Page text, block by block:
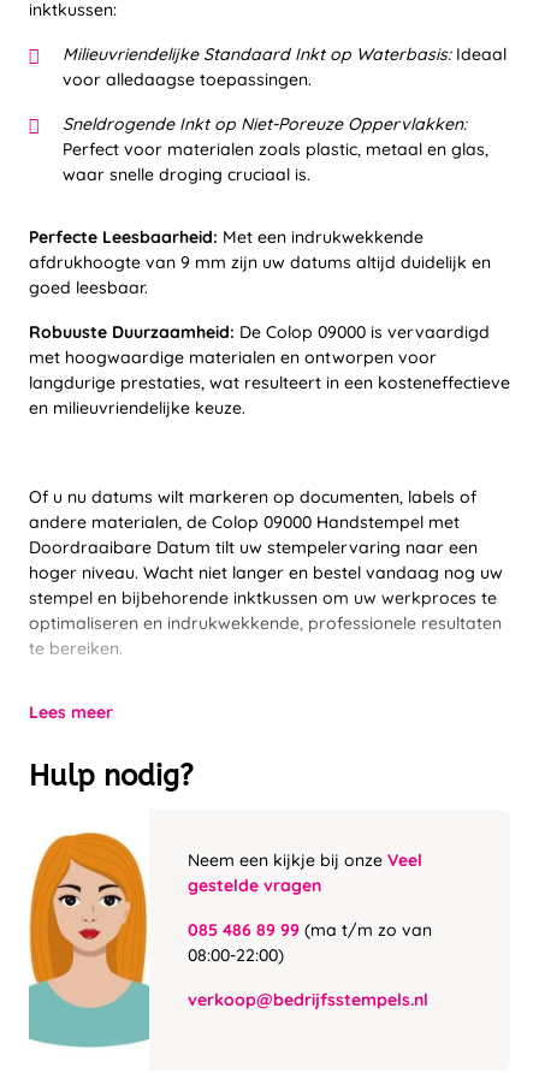
inktkussen:
Milieuvriendelijke Standaard Inkt op Waterbasis:Ideaal
voor alledaagse toepassingen.
Sneldrogende Inkt op Niet-Poreuze Oppervlakken:
Perfect voor materialen zoals plastic, metaal en glas,
waar snelle droging cruciaal is.
Perfecte Leesbaarheid: Met een indrukwekkende
afdrukhoogte van 9 mm zijn uw datums altijd duidelijk en
goed leesbaar.
Robuuste Duurzaamheid: De Colop 09000 is vervaardigd
met hoogwaardige materialen en ontworpen voor
langdurige prestaties, wat resulteert in een kosteneffectieve
en milieuvriendelijke keuze.
Of u nu datums wilt markeren op documenten, labels of
andere materialen, de Colop 09000 Handstempel met
Doordraaibare Datum tilt uw stempelervaring naar een
hoger niveau. Wacht niet langer en bestel vandaag nog uw
stempel en bijbehorende inktkussen om uw werkproces te
optimaliseren en indrukwekkende, professionele resultaten
te bereiken.
Lees meer
Hulp nodig?
Neem een kijkje bij onze Veel
gestelde vragen
085 486 89 99 (ma t/m zo van
08:00-22:00)
verkoop@bedrijfsstempels.nl